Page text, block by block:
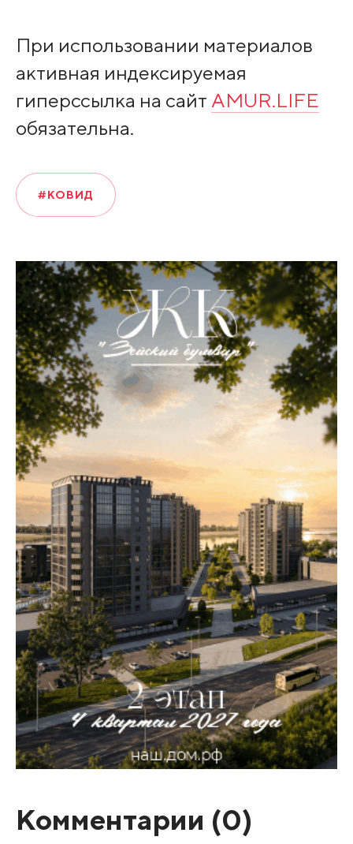
При использовании материалов
активная индексируемая
гиперссылка на сайт AMUR.LIFE
обязательна.
#КОВИД
Комментарии (0)